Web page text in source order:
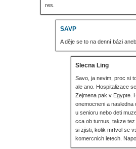
res.
SAVP
A děje se to na denní bázi
Slecna Ling
Savo, ja nevim, proc si
ale ano. Hospitalizace
Zejmena pak v Egypte.
onemocneni a
u senioru nebo deti
cca ob turnus, takze tez
si zjisti, kolik mrtvol se
komercnich letech.